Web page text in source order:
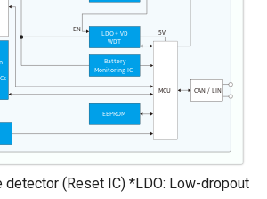
CAN / LIN
MCU
5V
EN
EEPROM
Battery
Monitoring IC
WDT
VD
LDO
detector (Reset IC) *LDO: Low-dropout